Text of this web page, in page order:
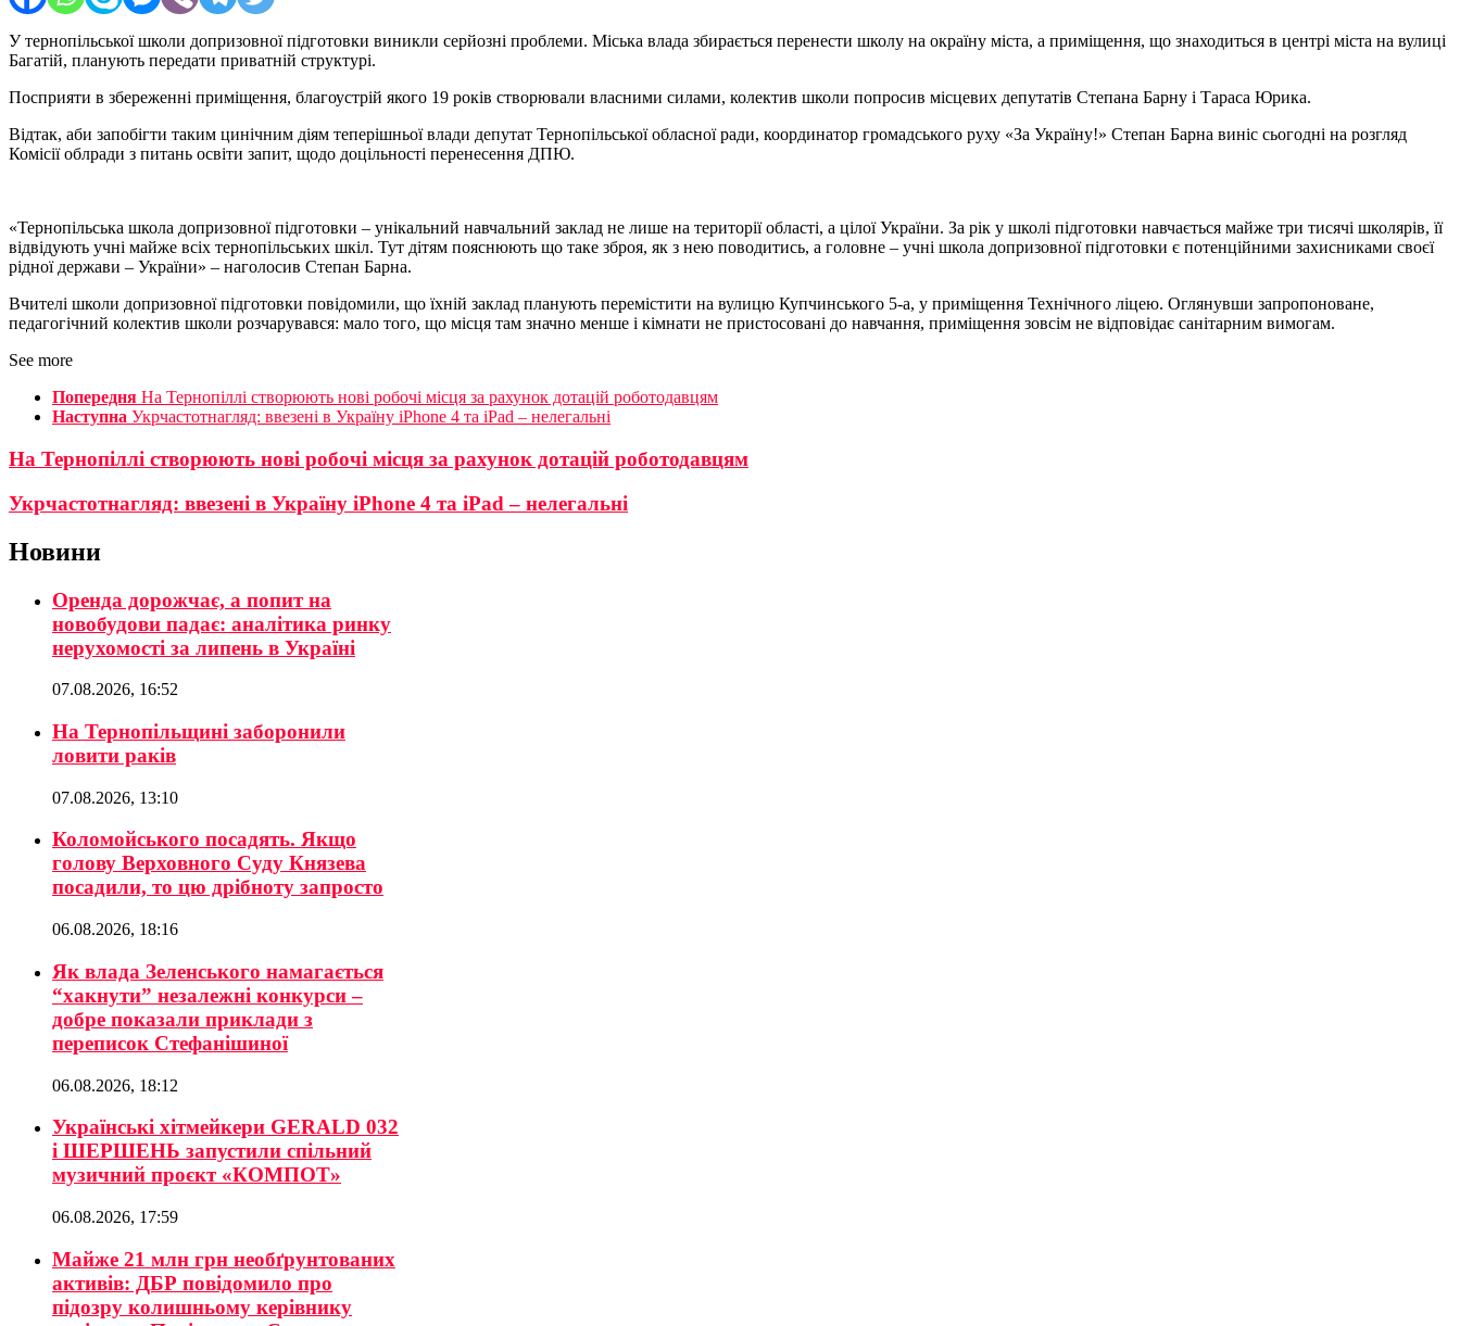
У тернопільської школи допризовної підготовки виникли серйозні проблеми. Міська влада збирається перенести школу на окраїну міста, а приміщення, що знаходиться в центрі міста на вулиці
Багатій, планують передати приватній структурі.
Посприяти в збереженні приміщення, благоустрій якого 19 років створювали власними силами, колектив школи попросив місцевих депутатів Степана Барну і Тараса Юрика.
Відтак, аби запобігти таким цинічним діям теперішньої влади депутат Тернопільської обласної ради, координатор громадського руху «За Україну!» Степан Барна виніс сьогодні на розгляд
Комісії облради з питань освіти запит, щодо доцільності перенесення ДПЮ.
«Тернопільська школа допризовної підготовки – унікальний навчальний заклад не лише на території області, а цілої України. За рік у школі підготовки навчається майже три тисячі школярів, її
відвідують учні майже всіх тернопільських шкіл. Тут дітям пояснюють що таке зброя, як з нею поводитись, а головне – учні школа допризовної підготовки є потенційними захисниками своєї
рідної держави – України» – наголосив Степан Барна.
Вчителі школи допризовної підготовки повідомили, що їхній заклад планують перемістити на вулицю Купчинського 5-а, у приміщення Технічного ліцею. Оглянувши запропоноване,
педагогічний колектив школи розчарувався: мало того, що місця там значно менше і кімнати не пристосовані до навчання, приміщення зовсім не відповідає санітарним вимогам.
See more
Попередня На Тернопіллі створюють нові робочі місця за рахунок дотацій роботодавцям
Наступна Укрчастотнагляд: ввезені в Україну iPhone 4 та iPad – нелегальні
На Тернопіллі створюють нові робочі місця за рахунок дотацій роботодавцям
Укрчастотнагляд: ввезені в Україну iPhone 4 та iPad – нелегальні
Новини
Оренда дорожчає, а попит на
новобудови падає: аналітика ринку
нерухомості за липень в Україні
07.08.2026, 16:52
На Тернопільщині заборонили
ловити раків
07.08.2026, 13:10
Коломойського посадять. Якщо
голову Верховного Суду Князева
посадили, то цю дрібноту запросто
06.08.2026, 18:16
Як влада Зеленського намагається
“хакнути” незалежні конкурси –
добре показали приклади з
переписок Стефанішиної
06.08.2026, 18:12
Українські хітмейкери GERALD 032
і ШЕРШЕНЬ запустили спільний
музичний проєкт «КОМПОТ»
06.08.2026, 17:59
Майже 21 млн грн необґрунтованих
активів: ДБР повідомило про
підозру колишньому керівнику